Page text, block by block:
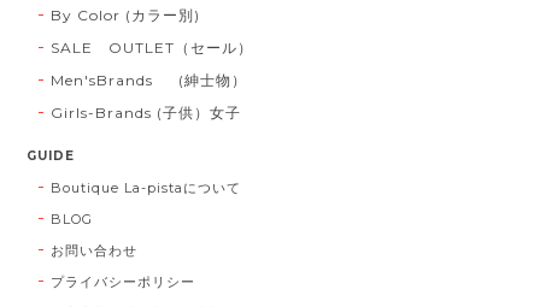
By Color (カラー別)
SALE OUTLET（セール）
Men'sBrands (紳士物）
Girls-Brands (子供）女子
GUIDE
Boutique La-pistaについて
BLOG
お問い合わせ
プライバシーポリシー